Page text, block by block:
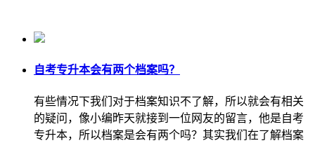
自考专升本会有两个档案吗？
有些情况下我们对于档案知识不了解，所以就会有相关
的疑问，像小编昨天就接到一位网友的留言，他是自考
专升本，所以档案是会有两个吗？其实我们在了解档案